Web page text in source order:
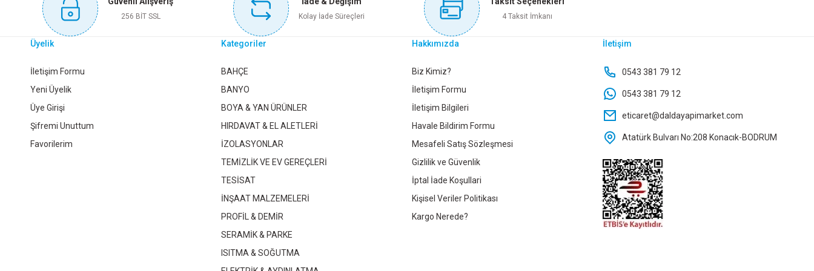
Gönder
Sepete Ekle Sepete Ekle Sepete Ekle
DMAX SAÇAKLI TEL FIRÇA 5 PARÇA DMX-4085
DMAX DİSK ZIMPARA FLAP 180 MM 60 KUM DMX4005 DMAX DİSK ZIMPARA FLAP 115 MM 60 KUM DMX4001 DMAX DİSK ZIMPARA FLAP 115 MM 40 KUM DMX4000
256 BİT SSL Kolay İade Süreçleri 4 Taksit İmkanı
Üyelik
İletişim Formu
Yeni Üyelik
Üye Girişi
Şifremi Unuttum
Favorilerim
Kategoriler
BAHÇE
BANYO
BOYA & YAN ÜRÜNLER
HIRDAVAT & EL ALETLERİ
İZOLASYONLAR
TEMİZLİK VE EV GEREÇLERİ
TESİSAT
İNŞAAT MALZEMELERİ
PROFİL & DEMİR
SERAMİK & PARKE
ISITMA & SOĞUTMA
Hakkımızda
Biz Kimiz?
İletişim Formu
İletişim Bilgileri
Havale Bildirim Formu
Mesafeli Satış Sözleşmesi
Gizlilik ve Güvenlik
İptal İade Koşullari
Kişisel Veriler Politikası
Kargo Nerede?
İletişim
0543 381 79 12
0543 381 79 12
eticaret@daldayapimarket.com
Atatürk Bulvarı No:208 Konacık-BODRUM